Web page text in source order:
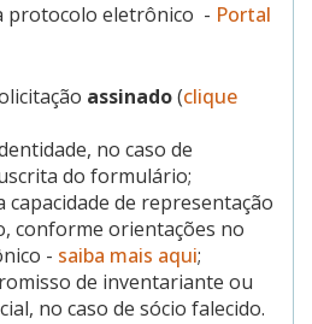
protocolo eletrônico - Portal
assinado(clique
no caso de
do formulário;
capacidade de representação
conforme orientações no
- saiba mais aqui;
de inventariante ou
no caso de sócio falecido.